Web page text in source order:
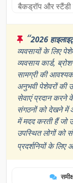
बैकड्रॉप और स्टैंडी
“2026
व्यवसायों के लिए
व्यवसाय कार्ड,
सामग्री की
अनुभवी पेशेवरों की
सेवाएं प्रदान करने
संगठनों को देखने में
में मदद करती हैं जो
उपस्थित लोगों को
प्रदर्शनियों के